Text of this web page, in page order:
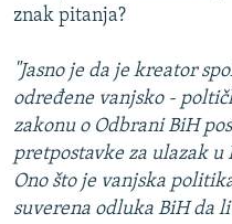
znak pitanja?
"Jasno je da je kreator
određene vanjsko -
zakonu o Odbrani BiH
pretpostavke za ulazak
Ono što je vanjska
suverena odluka BiH da